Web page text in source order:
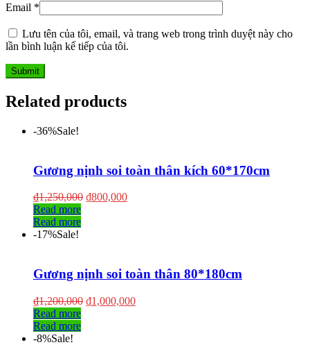
Email *
Lưu tên của tôi, email, và trang web trong trình duyệt này cho
lần bình luận kế tiếp của tôi.
Related products
-36%Sale!
Gương nịnh soi toàn thân kích 60*170cm
₫1,250,000 ₫800,000
Read more
Read more
-17%Sale!
Gương nịnh soi toàn thân 80*180cm
₫1,200,000 ₫1,000,000
Read more
Read more
-8%Sale!